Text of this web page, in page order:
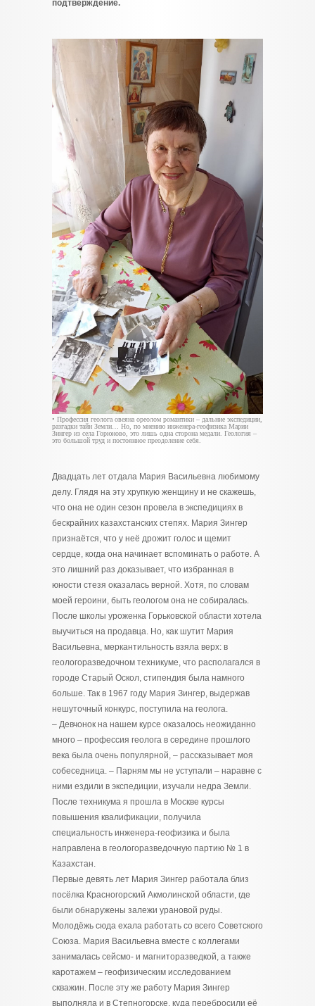
подтверждение.
• Профессия геолога овеяна ореолом романтики – дальние экспедиции,
разгадки тайн Земли… Но, по мнению инженера-геофизика Марии
Зингер из села Горюново, это лишь одна сторона медали. Геология –
это большой труд и постоянное преодоление себя.
Двадцать лет отдала Мария Васильевна любимому
делу. Глядя на эту хрупкую женщину и не скажешь,
что она не один сезон провела в экспедициях в
бескрайних казахстанских степях. Мария Зингер
признаётся, что у неё дрожит голос и щемит
сердце, когда она начинает вспоминать о работе. А
это лишний раз доказывает, что избранная в
юности стезя оказалась верной. Хотя, по словам
моей героини, быть геологом она не собиралась.
После школы уроженка Горьковской области хотела
выучиться на продавца. Но, как шутит Мария
Васильевна, меркантильность взяла верх: в
геологоразведочном техникуме, что располагался в
городе Старый Оскол, стипендия была намного
больше. Так в 1967 году Мария Зингер, выдержав
нешуточный конкурс, поступила на геолога.
– Девчонок на нашем курсе оказалось неожиданно
много – профессия геолога в середине прошлого
века была очень популярной, – рассказывает моя
собеседница. – Парням мы не уступали – наравне с
ними ездили в экспедиции, изучали недра Земли.
После техникума я прошла в Москве курсы
повышения квалификации, получила
специальность инженера-геофизика и была
направлена в геологоразведочную партию № 1 в
Казахстан.
Первые девять лет Мария Зингер работала близ
посёлка Красногорский Акмолинской области, где
были обнаружены залежи урановой руды.
Молодёжь сюда ехала работать со всего Советского
Союза. Мария Васильевна вместе с коллегами
занималась сейсмо- и магниторазведкой, а также
каротажем – геофизическим исследованием
скважин. После эту же работу Мария Зингер
выполняла и в Степногорске, куда перебросили её